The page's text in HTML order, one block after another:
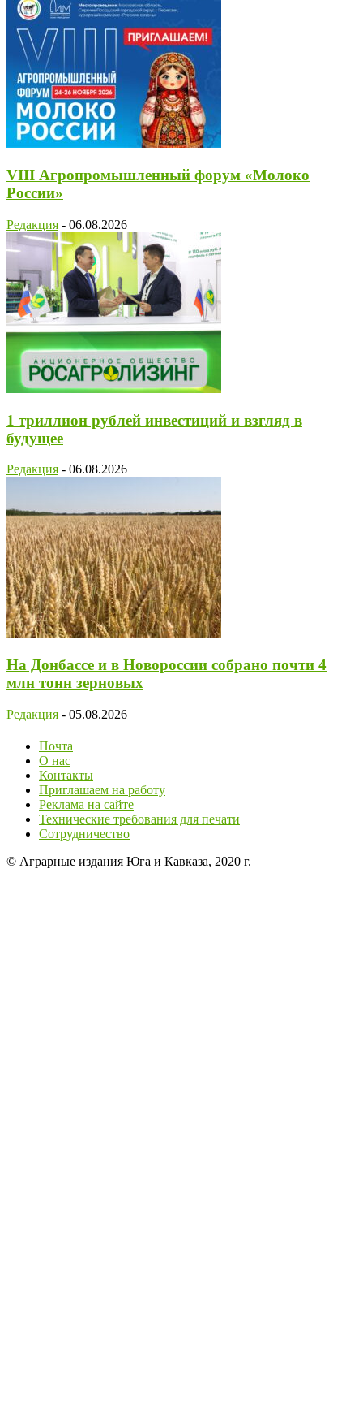
VIII Агропромышленный форум «Молоко
России»
Редакция - 06.08.2026
1 триллион рублей инвестиций и взгляд в
будущее
Редакция - 06.08.2026
На Донбассе и в Новороссии собрано почти 4
млн тонн зерновых
Редакция - 05.08.2026
Почта
О нас
Контакты
Приглашаем на работу
Реклама на сайте
Технические требования для печати
Сотрудничество
© Аграрные издания Юга и Кавказа, 2020 г.